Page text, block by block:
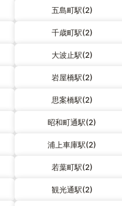
五島町駅(2)
千歳町駅(2)
大波止駅(2)
岩屋橋駅(2)
思案橋駅(2)
昭和町通駅(2)
浦上車庫駅(2)
若葉町駅(2)
観光通駅(2)